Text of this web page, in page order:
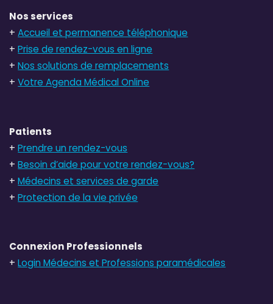
Nos services
+Accueil et permanence téléphonique
+Prise de rendez-vous en ligne
+Nos solutions de remplacements
+Votre Agenda Médical Online
Patients
+Prendre un rendez-vous
+Besoin d’aide pour votre rendez-vous?
+Médecins et services de garde
+Protection de la vie privée
Connexion Professionnels
+Login Médecins et Professions paramédicales